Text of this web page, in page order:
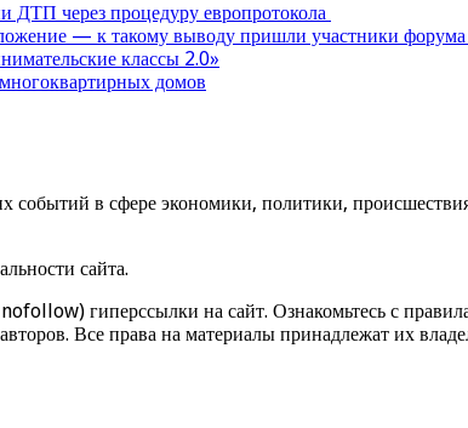
ДТП через процедуру европротокола
— к такому выводу пришли участники
классы 2.0»
домов
в сфере экономики, политики,
сайта.
гиперссылки на сайт. Ознакомьтесь с
Все права на материалы принадлежат их